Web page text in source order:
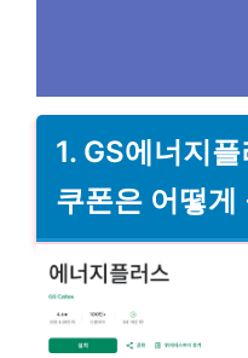
1. GS에너지
쿠폰은 어떻게